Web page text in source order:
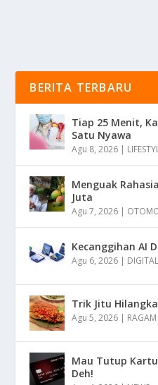
BERITA TERBARU
Tiap 25 Menit,
Satu Nyawa
Agu 8, 2026 |
Menguak
Juta
Agu 7, 2026 |
Kecanggihan AI
Agu 6, 2026 | DIGITAL
Trik Jitu
Agu 5, 2026 | RAGAM
Mau Tutup
Deh!